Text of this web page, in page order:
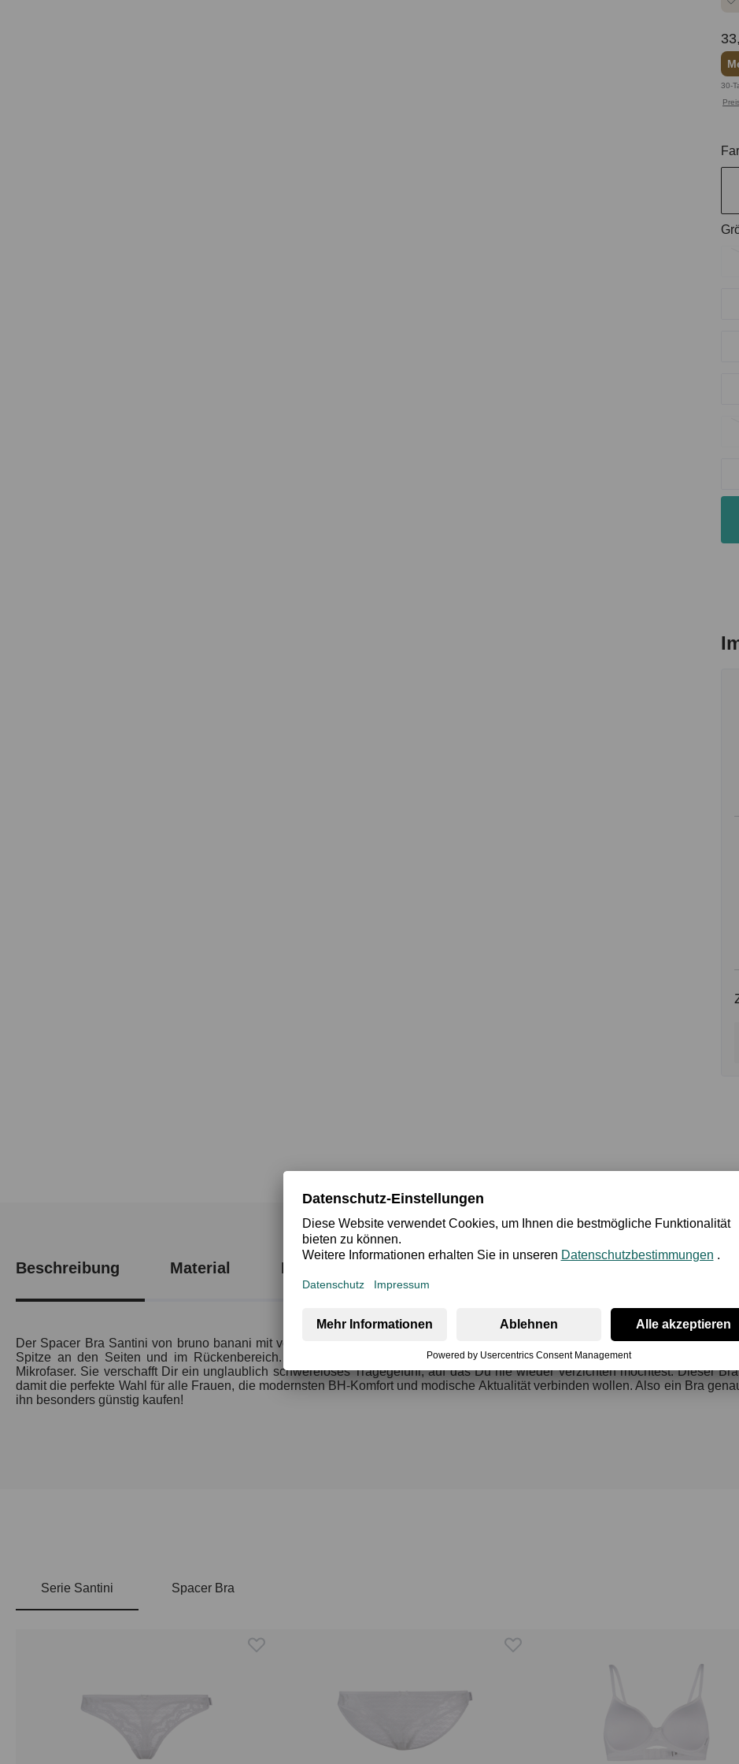
30-
Beschreibung Material Produktsicherheit
Der Spacer Bra Santini von bruno banani mit vorgeformten, schnörkellosen Cups und verstärkendem Bügel verbindet edle
Spitze an den Seiten und im Rückenbereich. Besonders punktet das Modell durch seine extrem softe, angenehme
Mikrofaser. Sie verschafft Dir ein unglaublich schwereloses Tragegefühl, auf das Du nie wieder verzichten möchtest. Dieser
damit die perfekte Wahl für alle Frauen, die modernsten BH-Komfort und modische Aktualität verbinden wollen. Also ein Bra
ihn besonders günstig kaufen!
Serie Santini Spacer Bra